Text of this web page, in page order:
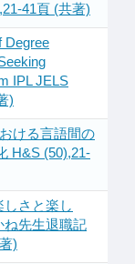
41頁 (共著)
Degree
IPL JELS
)
ける言語間の
H&S (50),21-
さと楽し
ね先生退職記
)